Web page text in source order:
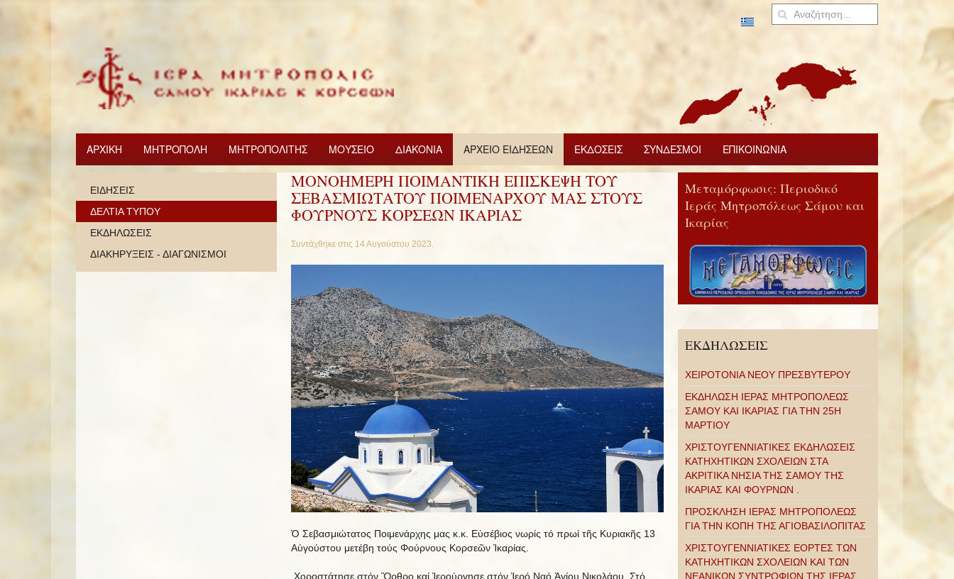
ΑΡΧΙΚΗ ΜΗΤΡΟΠΟΛΗ ΜΗΤΡΟΠΟΛΙΤΗΣ ΜΟΥΣΕΙΟ ΔΙΑΚΟΝΙΑ ΑΡΧΕΙΟ ΕΙΔΗΣΕΩΝ ΕΚΔΟΣΕΙΣ ΣΥΝΔΕΣΜΟΙ ΕΠΙΚΟΙΝΩΝΙΑ
ΜΟΝΟΗΜΕΡΗ ΠΟΙΜΑΝΤΙΚΗ ΕΠΙΣΚΕΨΗ ΤΟΥ
ΣΕΒΑΣΜΙΩΤΑΤΟΥ ΠΟΙΜΕΝΑΡΧΟΥ ΜΑΣ ΣΤΟΥΣ
ΦΟΥΡΝΟΥΣ ΚΟΡΣΕΩΝ ΙΚΑΡΙΑΣ
Συντάχθηκε στις 14 Αυγούστου 2023.
Ὁ Σεβασμιώτατος Ποιμενάρχης μας κ.κ. Εὐσέβιος νωρίς τό πρωί τῆς Κυριακῆς 13
Αὐγούστου μετέβη τούς Φούρνους Κορσεῶν Ἰκαρίας.
Χοροστάτησε στόν Ὂρθρο καί Ἱερούργησε στόν Ἱερό Ναό Ἁγίου Νικολάου. Στό
ΕΙΔΗΣΕΙΣ
ΔΕΛΤΙΑ ΤΥΠΟΥ
ΕΚΔΗΛΩΣΕΙΣ
ΔΙΑΚΗΡΥΞΕΙΣ - ΔΙΑΓΩΝΙΣΜΟΙ
Μεταμόρφωσις: Περιοδικό
Ιεράς Μητροπόλεως Σάμου και
Ικαρίας
ΕΚΔΗΛΩΣΕΙΣ
ΧΕΙΡΟΤΟΝΙΑ ΝΕΟΥ ΠΡΕΣΒΥΤΕΡΟΥ
ΕΚΔΗΛΩΣΗ ΙΕΡΑΣ ΜΗΤΡΟΠΟΛΕΩΣ
ΣΑΜΟΥ ΚΑΙ ΙΚΑΡΙΑΣ ΓΙΑ ΤΗΝ 25Η
ΜΑΡΤΙΟΥ
ΧΡΙΣΤΟΥΓΕΝΝΙΑΤΙΚΕΣ ΕΚΔΗΛΩΣΕΙΣ
ΚΑΤΗΧΗΤΙΚΩΝ ΣΧΟΛΕΙΩΝ ΣΤΑ
ΑΚΡΙΤΙΚΑ ΝΗΣΙΑ ΤΗΣ ΣΑΜΟΥ ΤΗΣ
ΙΚΑΡΙΑΣ ΚΑΙ ΦΟΥΡΝΩΝ .
ΠΡΟΣΚΛΗΣΗ ΙΕΡΑΣ ΜΗΤΡΟΠΟΛΕΩΣ
ΓΙΑ ΤΗΝ ΚΟΠΗ ΤΗΣ ΑΓΙΟΒΑΣΙΛΟΠΙΤΑΣ
ΧΡΙΣΤΟΥΓΕΝΝΙΑΤΙΚΕΣ ΕΟΡΤΕΣ ΤΩΝ
ΚΑΤΗΧΗΤΙΚΩΝ ΣΧΟΛΕΙΩΝ ΚΑΙ ΤΩΝ
ΝΕΑΝΙΚΩΝ ΣΥΝΤΡΟΦΙΩΝ ΤΗΣ ΙΕΡΑΣ